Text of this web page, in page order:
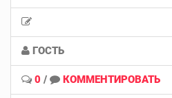
ГОСТЬ
0 / КОММЕНТИРОВАТЬ